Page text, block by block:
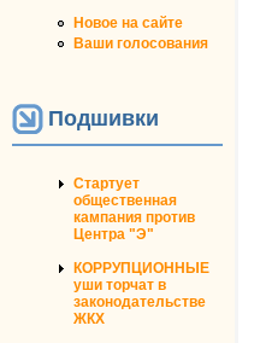
Новое на сайте
Ваши голосования
Подшивки
Стартует
общественная
кампания против
Центра "Э"
КОРРУПЦИОННЫЕ
уши торчат в
законодательстве
ЖКХ